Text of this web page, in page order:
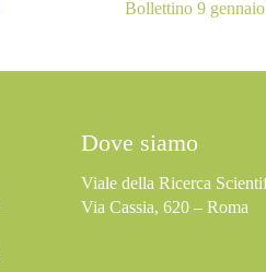
Bollettino 9
Dove siamo
Viale della Ricerca
Via Cassia, 620 – Roma